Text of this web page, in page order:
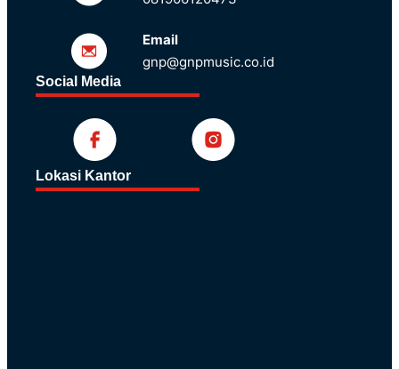
Email
gnp@gnpmusic.co.id
Social Media
Lokasi Kantor